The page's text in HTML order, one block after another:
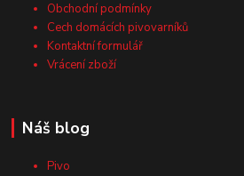
Obchodní podmínky
Cech domácích pivovarníků
Kontaktní formulář
Vrácení zboží
Náš blog
Pivo